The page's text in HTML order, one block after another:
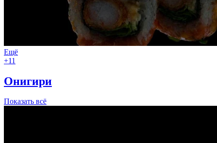
Ещё
+11
Онигири
Показать всё